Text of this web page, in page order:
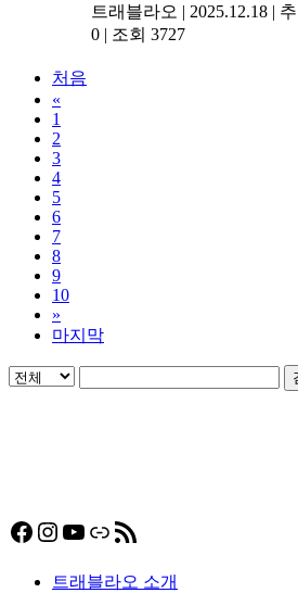
트래블라오 | 2025.12.18 |
0 | 조회 3727
처음
«
1
2
3
4
5
6
7
8
9
10
»
마지막
Facebook
Instagram
YouTube
링크RSS 피드
트래블라오 소개